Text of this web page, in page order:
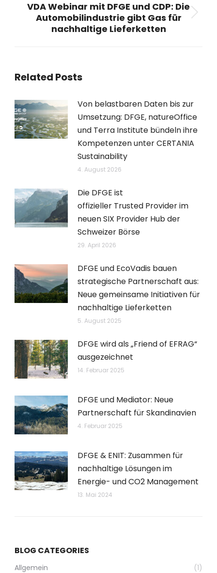
Nächster
Beitrag:
VDA Webinar mit DFGE und CDP: Die
Automobilindustrie gibt Gas für
nachhaltige Lieferketten
Related Posts
Von belastbaren Daten bis zur
Umsetzung: DFGE, natureOffice
und Terra Institute bündeln ihre
Kompetenzen unter CERTANIA
Sustainability
4. August 2026
Die DFGE ist
offizieller Trusted Provider im
neuen SIX Provider Hub der
Schweizer Börse
29. April 2026
DFGE und EcoVadis bauen
strategische Partnerschaft aus:
Neue gemeinsame Initiativen für
nachhaltige Lieferketten
5. August 2025
DFGE wird als „Friend of EFRAG“
ausgezeichnet
14. Februar 2025
DFGE und Mediator: Neue
Partnerschaft für Skandinavien
4. Februar 2025
DFGE & ENIT: Zusammen für
nachhaltige Lösungen im
Energie- und CO2 Management
13. Mai 2024
BLOG CATEGORIES
Allgemein
(1)